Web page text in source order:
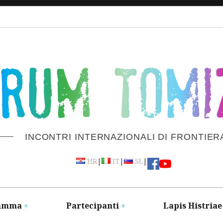
INCONTRI INTERNAZIONALI DI
HR| IT | SL|
Partecipanti Lapis